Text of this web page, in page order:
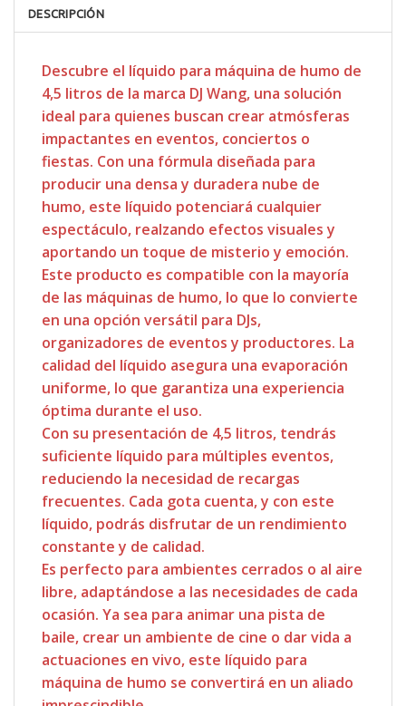
DESCRIPCIÓN
Descubre el líquido para máquina de humo de
4,5 litros de la marca DJ Wang, una solución
ideal para quienes buscan crear atmósferas
impactantes en eventos, conciertos o
fiestas. Con una fórmula diseñada para
producir una densa y duradera nube de
humo, este líquido potenciará cualquier
espectáculo, realzando efectos visuales y
aportando un toque de misterio y emoción.
Este producto es compatible con la mayoría
de las máquinas de humo, lo que lo convierte
en una opción versátil para DJs,
organizadores de eventos y productores. La
calidad del líquido asegura una evaporación
uniforme, lo que garantiza una experiencia
óptima durante el uso.
Con su presentación de 4,5 litros, tendrás
suficiente líquido para múltiples eventos,
reduciendo la necesidad de recargas
frecuentes. Cada gota cuenta, y con este
líquido, podrás disfrutar de un rendimiento
constante y de calidad.
Es perfecto para ambientes cerrados o al aire
libre, adaptándose a las necesidades de cada
ocasión. Ya sea para animar una pista de
baile, crear un ambiente de cine o dar vida a
actuaciones en vivo, este líquido para
máquina de humo se convertirá en un aliado